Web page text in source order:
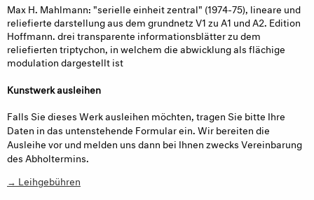
Max H. Mahlmann: "serielle einheit zentral" (1974-75), lineare und
reliefierte darstellung aus dem grundnetz V1 zu A1 und A2. Edition
Hoffmann. drei transparente informationsblätter zu dem
reliefierten triptychon, in welchem die abwicklung als flächige
modulation dargestellt ist
Kunstwerk ausleihen
Falls Sie dieses Werk ausleihen möchten, tragen Sie bitte Ihre
Daten in das untenstehende Formular ein. Wir bereiten die
Ausleihe vor und melden uns dann bei Ihnen zwecks Vereinbarung
des Abholtermins.
→ Leihgebühren